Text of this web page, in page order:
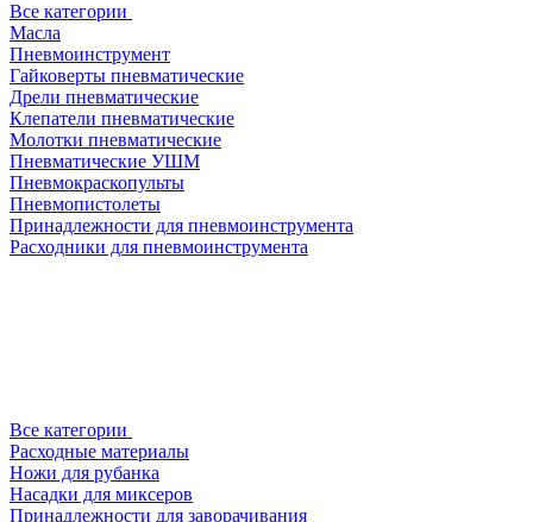
Все категории
Масла
Пневмоинструмент
Гайковерты пневматические
Дрели пневматические
Клепатели пневматические
Молотки пневматические
Пневматические УШМ
Пневмокраскопульты
Пневмопистолеты
Принадлежности для пневмоинструмента
Расходники для пневмоинструмента
Все категории
Расходные материалы
Ножи для рубанка
Насадки для миксеров
Принадлежности для заворачивания